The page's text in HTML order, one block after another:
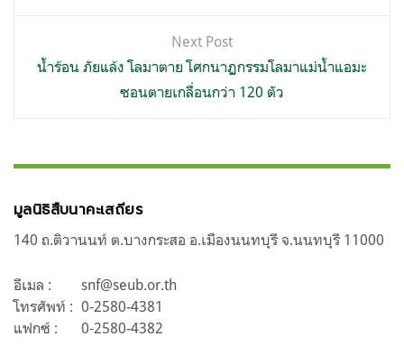
Next Post
น้ำร้อน ภัยแล้ง โลมาตาย โศกนาฏกรรมโลมาแม่น้ำแอมะ
ซอนตายเกลื่อนกว่า 120 ตัว
มูลนิธิสืบนาคะเสถียร
140 ถ.ติวานนท์ ต.บางกระสอ อ.เมืองนนทบุรี จ.นนทบุรี 11000
อีเมล :
snf@seub.or.th
โทรศัพท์ : 0-2580-4381
แฟกซ์ :
0-2580-4382